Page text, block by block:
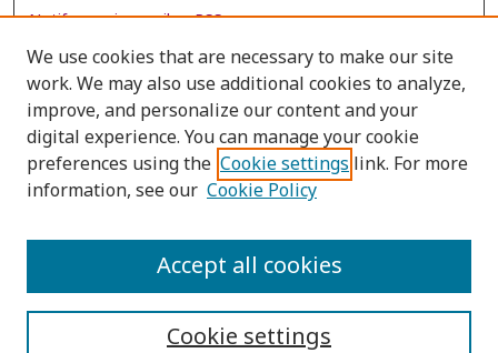
Notify me via email orRSS
Browse
Collections
Disciplines
Authors
We use cookies that are necessary to make our site
work. We may also use additional cookies to analyze,
improve, and personalize our content and your
digital experience. You can manage your cookie
preferences using the Cookie settings link. For more
information, see our Cookie Policy
Cookie settings
Accept all cookies